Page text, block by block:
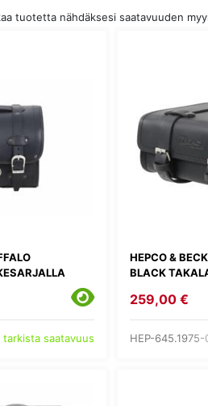
tuotetta nähdäksesi saatavuuden
tarkista saatavuus
HEPCO &
BLACK
259,00 €
HEP-645.1975-